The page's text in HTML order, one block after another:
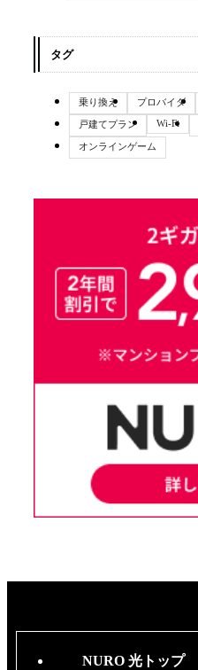
タグ
乗り換え プロバイダ
戸建てプラン Wi-Fi
オンラインゲーム
NURO 光トップ